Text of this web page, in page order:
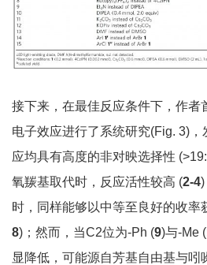
接下来，在最佳反应条件下，作者
电子效应进行了系统研究(Fig. 3)，
应均具有高度的非对映选择性
氧羰基取代时，反应活性较高 (2-4)
时，同样能够以中等至良好的收率
8)；然而，当C2位为-Ph (9)与-Me (
显降低，可能源自芳基自由基与吲